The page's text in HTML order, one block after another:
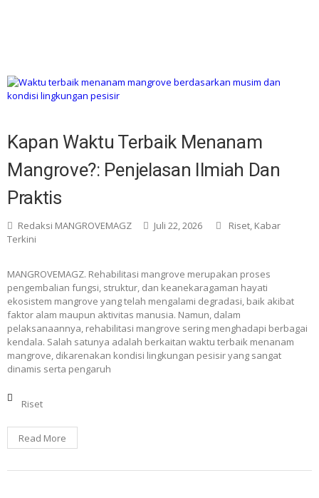
Kapan Waktu Terbaik Menanam
Mangrove?: Penjelasan Ilmiah Dan
Praktis
Redaksi MANGROVEMAGZ Juli 22, 2026 Riset, Kabar
Terkini
MANGROVEMAGZ. Rehabilitasi mangrove merupakan proses
pengembalian fungsi, struktur, dan keanekaragaman hayati
ekosistem mangrove yang telah mengalami degradasi, baik akibat
faktor alam maupun aktivitas manusia. Namun, dalam
pelaksanaannya, rehabilitasi mangrove sering menghadapi berbagai
kendala. Salah satunya adalah berkaitan waktu terbaik menanam
mangrove, dikarenakan kondisi lingkungan pesisir yang sangat
dinamis serta pengaruh
Riset
Read More